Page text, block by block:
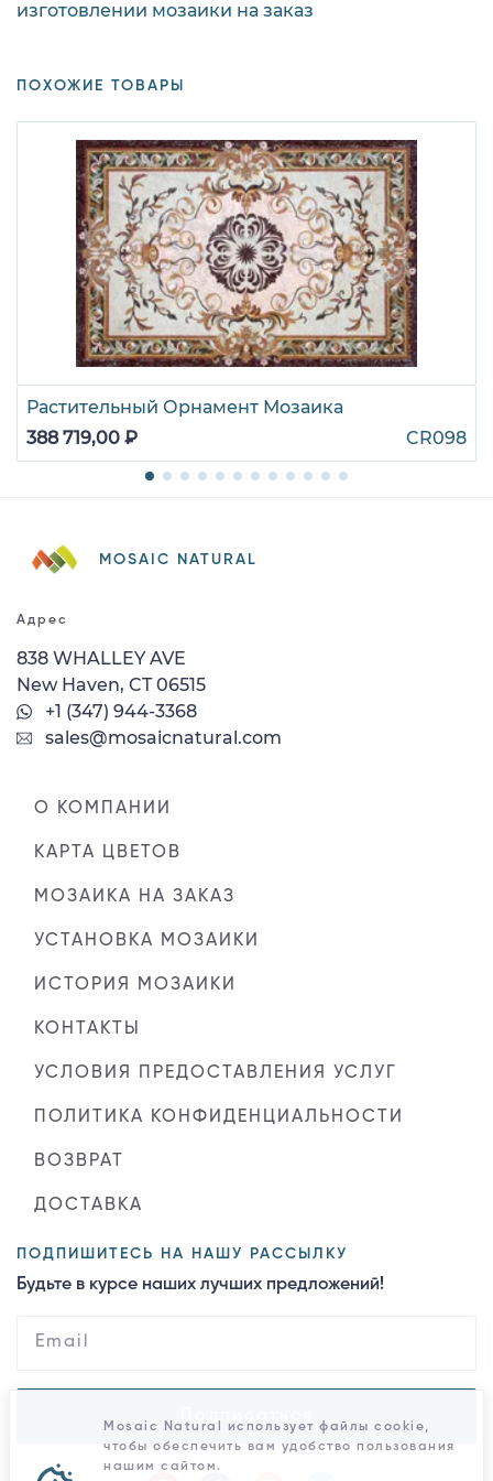
изготовлении мозаики на заказ
ПОХОЖИЕ ТОВАРЫ
Растительный Орнамент Мозаика
388 719,00 ₽
CR098
MOSAIC NATURAL
Адрес
838 WHALLEY AVE
New Haven, CT 06515
+1 (347) 944-3368
sales@mosaicnatural.com
О КОМПАНИИ
КАРТА ЦВЕТОВ
МОЗАИКА НА ЗАКАЗ
УСТАНОВКА МОЗАИКИ
ИСТОРИЯ МОЗАИКИ
КОНТАКТЫ
УСЛОВИЯ ПРЕДОСТАВЛЕНИЯ УСЛУГ
ПОЛИТИКА КОНФИДЕНЦИАЛЬНОСТИ
ВОЗВРАТ
ДОСТАВКА
ПОДПИШИТЕСЬ НА НАШУ РАССЫЛКУ
Будьте в курсе наших лучших предложений!
Mosaic Natural использует файлы cookie,
чтобы обеспечить вам удобство пользования
нашим сайтом.